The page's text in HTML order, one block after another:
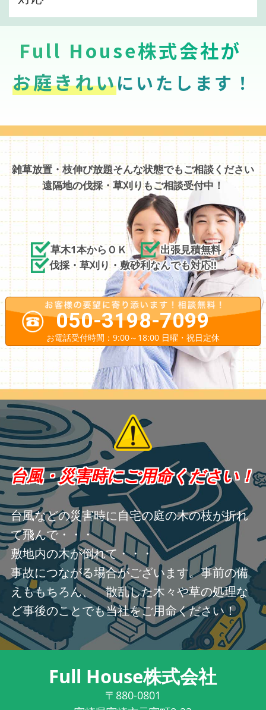
Full House株式会社が
お庭きれいにいたします！
雑草放置・枝伸び放題そんな状態でもご相談ください
遠隔地の伐採・草刈りもご相談受付中！
草木1本からＯＫ
出張見積無料
伐採・草刈り・敷砂利なんでも対応!!
050-3198-7099
お電話受付時間：9:00～18:00 日曜・祝日定休
台風・災害時にご用命ください！
台風などの災害時に自宅の庭の木の枝が折れ
て飛んで・・・
敷地内の木が倒れて・・・
事故につながる場合がございます。事前の備
えももちろん、 散乱した木々や草の処理な
ど事後のことでも当社をご用命ください！
Full House株式会社
〒880-0801